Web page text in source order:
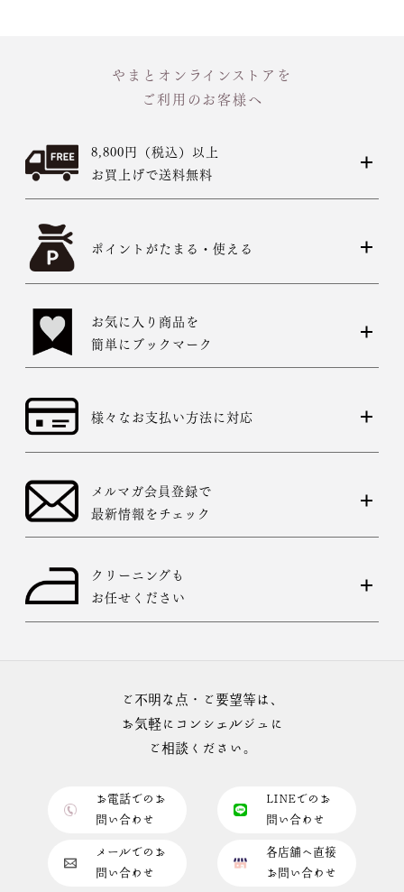
やまとオンラインストアを
ご利用のお客様へ
8,800円（税込）以上
お買上げで送料無料
ポイントがたまる・使える
お気に入り商品を
簡単にブックマーク
様々なお支払い方法に対応
メルマガ会員登録で
最新情報をチェック
クリーニングも
お任せください
ご不明な点・ご要望等は、
お気軽にコンシェルジュに
ご相談ください。
お電話でのお
問い合わせ
LINEでのお
問い合わせ
メールでのお
問い合わせ
各店舗へ直接
お問い合わせ